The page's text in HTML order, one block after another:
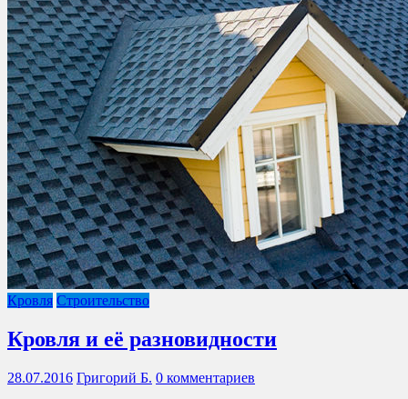
Кровля Строительство
Кровля и её разновидности
28.07.2016 Григорий Б. 0 комментариев